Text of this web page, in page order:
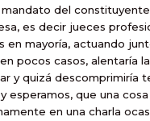
del constituyente
es decir jueces
en mayoría, actuando
pocos casos, alentaría la
y quizá descomprimiría
esperamos, que una
en una charla